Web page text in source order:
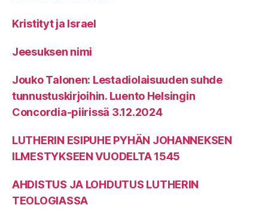
Kristityt ja Israel
Jeesuksen nimi
Jouko Talonen: Lestadiolaisuuden suhde
tunnustuskirjoihin. Luento Helsingin
Concordia-piirissä 3.12.2024
LUTHERIN ESIPUHE PYHÄN JOHANNEKSEN
ILMESTYKSEEN VUODELTA 1545
AHDISTUS JA LOHDUTUS LUTHERIN
TEOLOGIASSA